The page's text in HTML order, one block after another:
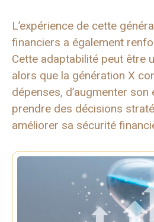
L’expérience de cette
financiers a également
Cette adaptabilité peut être
alors que la génération X
dépenses, d’augmenter
prendre des décisions
améliorer sa sécurité